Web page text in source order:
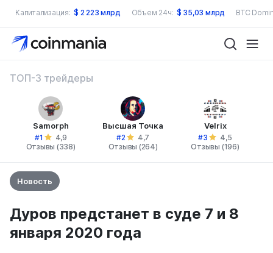
Капитализация: $ 2 223 млрд Объем 24ч: $ 35,03 млрд BTC
ТОП-3 трейдеры
Samorph
#1
4,9
Отзывы (338)
Высшая Точка
#2
4,7
Отзывы (264)
Velrix
#3
4,5
Отзывы (196)
Новость
Дуров предстанет в суде 7 и 8
января 2020 года